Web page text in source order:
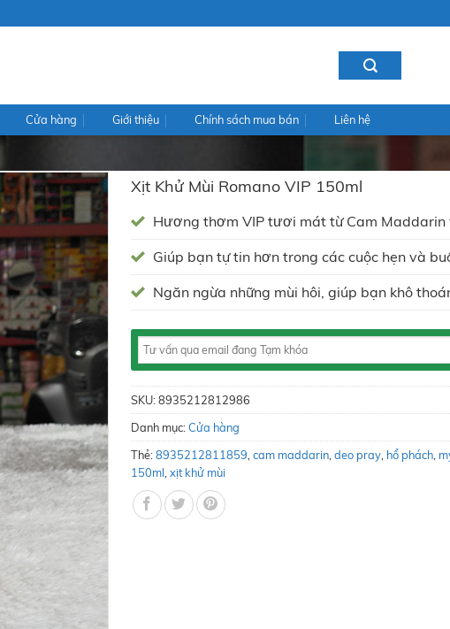
Cửa hàng Giới thiệu Chính sách mua bán
Liên hệ
Xịt Khử Mùi Romano VIP 150ml
Hương thơm VIP tươi mát từ Cam Maddarin
Giúp bạn tự tin hơn trong các cuộc hẹn và
Ngăn ngừa những mùi hôi, giúp bạn khô
SKU:8935212812986
Danh mục:Cửa hàng
Thẻ:8935212811859 cam maddarin deo pray hổ phách
150ml xịt khử mùi